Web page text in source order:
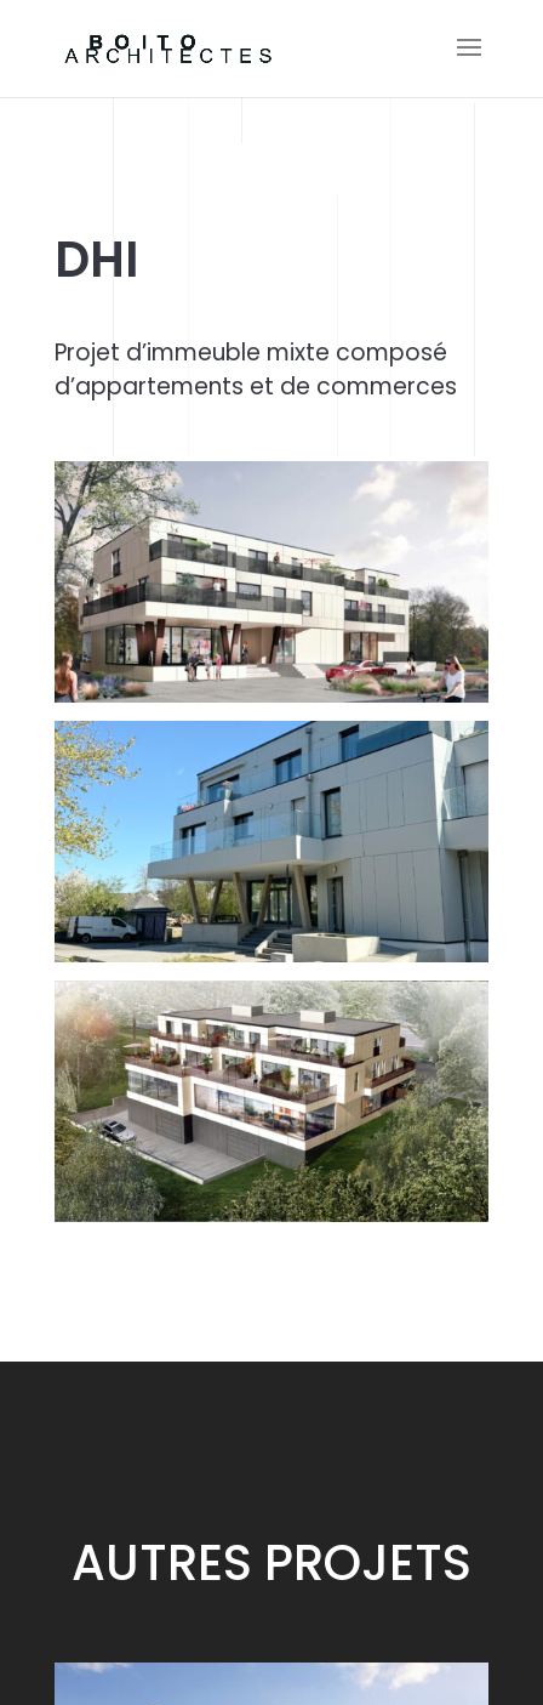
DHI
Projet d’immeuble mixte composé
d’appartements et de commerces
AUTRES PROJETS